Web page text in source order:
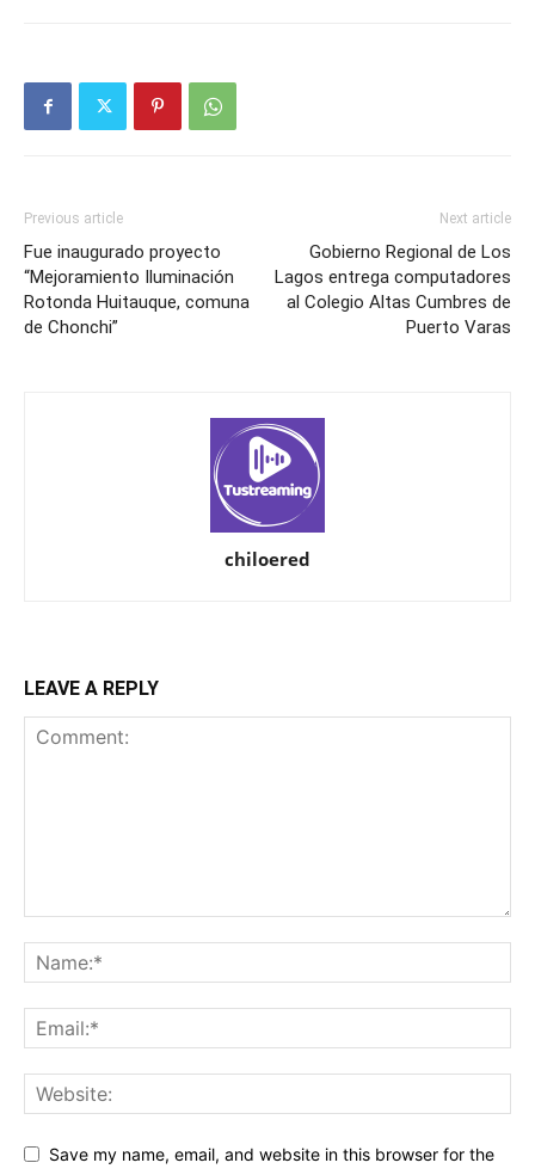
Previous article
Fue inaugurado proyecto
“Mejoramiento Iluminación
Rotonda Huitauque, comuna
de Chonchi”
Next article
Gobierno Regional de Los
Lagos entrega computadores
al Colegio Altas Cumbres de
Puerto Varas
chiloered
LEAVE A REPLY
Save my name, email, and website in this browser for the